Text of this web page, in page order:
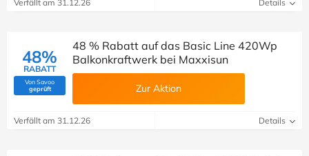
Verfällt am 31.12.26 Details
48%
RABATT
Von Savoo
geprüft(Von Savoo geprüft)
48 % Rabatt auf das Basic Line 420Wp
Balkonkraftwerk bei Maxxisun
Zur Aktion
Verfällt am 31.12.26 Details